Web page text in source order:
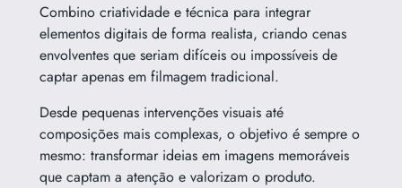
Combino criatividade e técnica para integrar
elementos digitais de forma realista, criando cenas
envolventes que seriam difíceis ou impossíveis de
captar apenas em filmagem tradicional.
Desde pequenas intervenções visuais até
composições mais complexas, o objetivo é sempre o
mesmo: transformar ideias em imagens memoráveis
que captam a atenção e valorizam o produto.